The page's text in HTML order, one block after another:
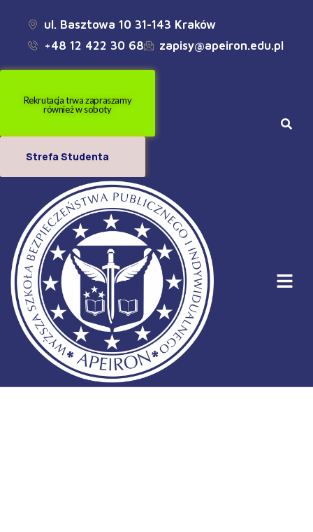
ul. Basztowa 10 31-143 Kraków
+48 12 422 30 68
zapisy@apeiron.edu.pl
Rekrutacja trwa zapraszamy
również w soboty
Strefa Studenta